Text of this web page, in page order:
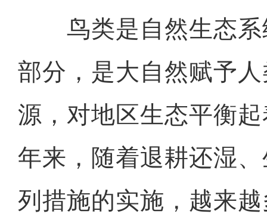
鸟类是自然生态系
部分，是大自然赋予
源，对地区生态平衡
年来，随着退耕还湿
列措施的实施，越来